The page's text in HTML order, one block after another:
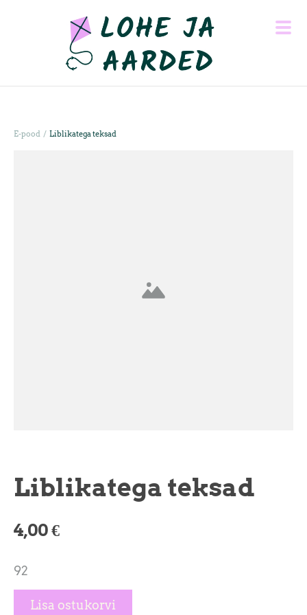
E-pood / Liblikatega teksad
Liblikatega teksad
4,00 €
92
Lisa ostukorvi